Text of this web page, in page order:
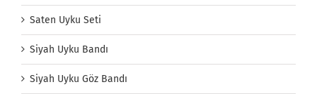
Saten Uyku Seti
Siyah Uyku Bandı
Siyah Uyku Göz Bandı